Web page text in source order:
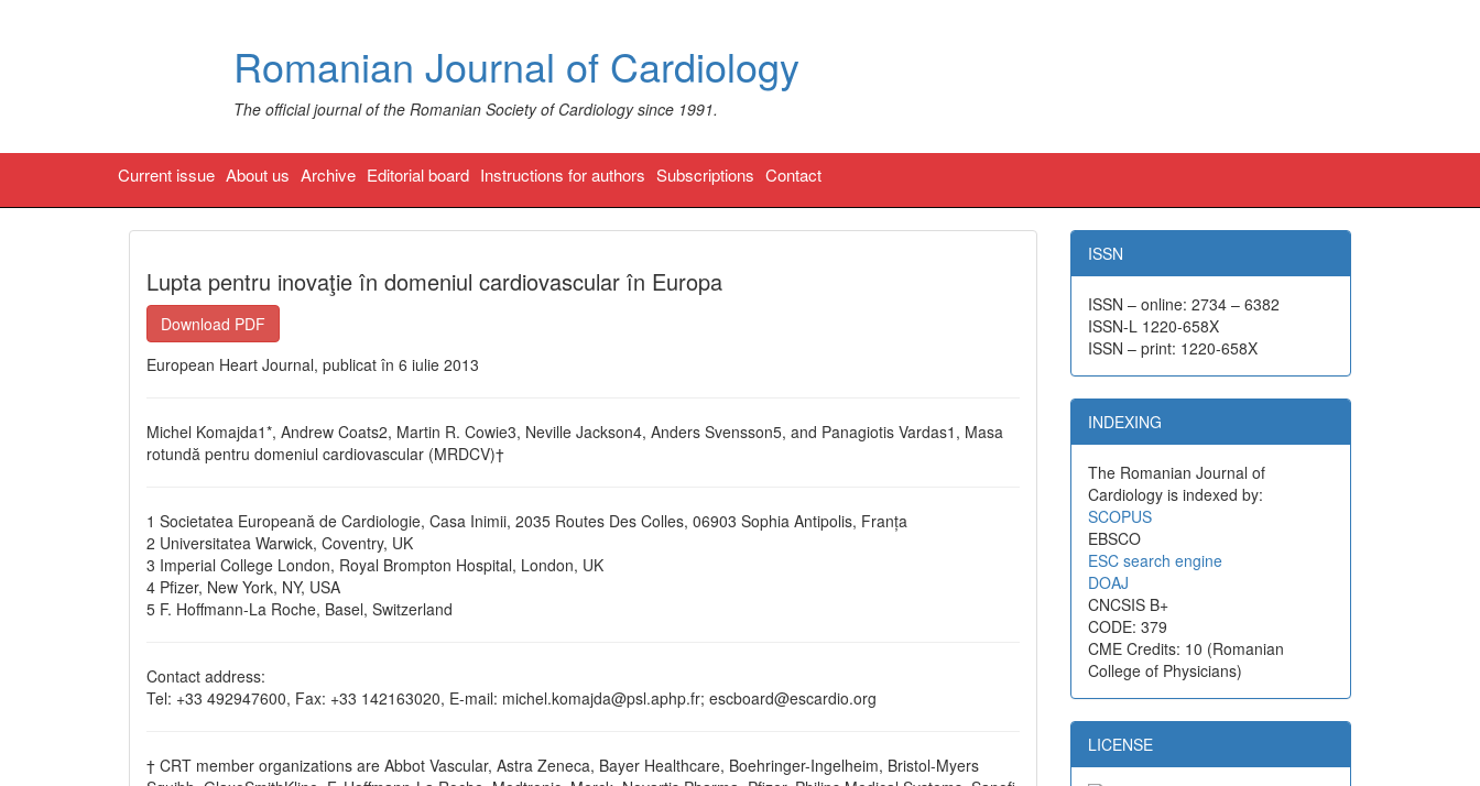
Romanian Journal of Cardiology
The official journal of the Romanian Society of Cardiology since 1991.
Current issue About us Archive Editorial board Instructions for authors Subscriptions Contact
Lupta pentru inovaţie în domeniul cardiovascular în Europa
Download PDF
European Heart Journal, publicat în 6 iulie 2013
Michel Komajda1*, Andrew Coats2, Martin R. Cowie3, Neville Jackson4, Anders Svensson5, and Panagiotis Vardas1, Masa
rotundă pentru domeniul cardiovascular (MRDCV)†
1 Societatea Europeană de Cardiologie, Casa Inimii, 2035 Routes Des Colles, 06903 Sophia Antipolis, Franța
2 Universitatea Warwick, Coventry, UK
3 Imperial College London, Royal Brompton Hospital, London, UK
4 Pfizer, New York, NY, USA
5 F. Hoffmann-La Roche, Basel, Switzerland
Contact address:
Tel: +33 492947600, Fax: +33 142163020, E-mail: michel.komajda@psl.aphp.fr; escboard@escardio.org
† CRT member organizations are Abbot Vascular, Astra Zeneca, Bayer Healthcare, Boehringer-Ingelheim, Bristol-Myers
ISSN
ISSN – online: 2734 – 6382
ISSN-L 1220-658X
ISSN – print: 1220-658X
INDEXING
The Romanian Journal of
Cardiology is indexed by:
SCOPUS
EBSCO
ESC search engine
DOAJ
CNCSIS B+
CODE: 379
CME Credits: 10 (Romanian
College of Physicians)
LICENSE